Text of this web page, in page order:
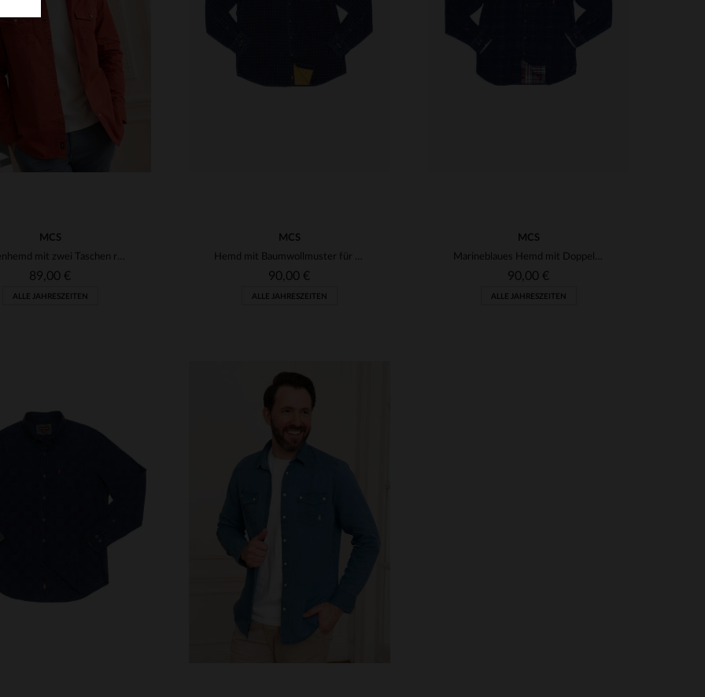
VERFÜGBARE GRÖSSEN VERFÜGBARE GRÖSSEN
MCS
Herrenhemd mit zwei Taschen rot
89,00 €
ALLE JAHRESZEITEN
VERFÜGBARE GRÖSSEN
MCS
Hemd mit Baumwollmuster für Männer
90,00 €
ALLE JAHRESZEITEN
MCS
Marineblaues Hemd mit Doppeltasche
90,00 €
ALLE JAHRESZEITEN